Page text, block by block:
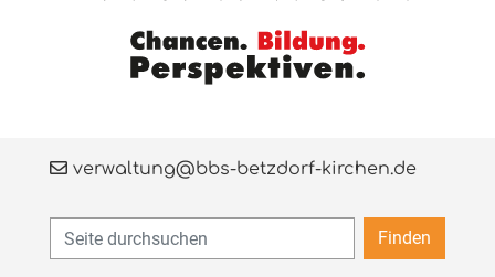
verwaltung@bbs-betzdorf-kirchen.de
Finden